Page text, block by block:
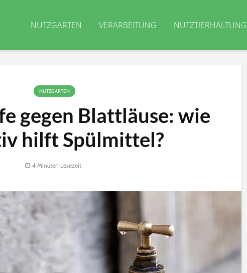
NUTZGARTEN VERARBEITUNG NUTZTIERHALTUNG
NUTZGARTEN
gegen Blattläuse: wie
hilft Spülmittel?
4 Minuten Lesezeit